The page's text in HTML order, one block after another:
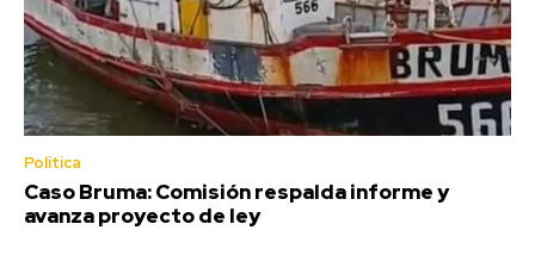
Política
Caso Bruma: Comisión respalda informe y
avanza proyecto de ley